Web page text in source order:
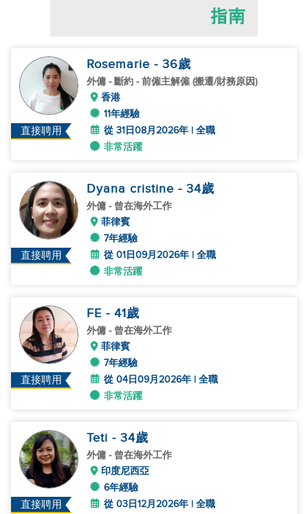
直接聘用
Rosemarie - 36歲
外傭 - 斷約 - 前僱主解僱 (搬遷/財務原因)
香港
11年經驗
從 31日08月2026年 | 全職
非常活躍
直接聘用
Dyana cristine - 34歲
外傭 - 曾在海外工作
菲律賓
7年經驗
從 01日09月2026年 | 全職
非常活躍
直接聘用
FE - 41歲
外傭 - 曾在海外工作
菲律賓
7年經驗
從 04日09月2026年 | 全職
非常活躍
直接聘用
Teti - 34歲
外傭 - 曾在海外工作
印度尼西亞
6年經驗
從 03日12月2026年 | 全職